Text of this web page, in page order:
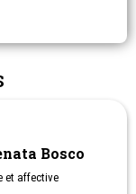
Bosco
et affective